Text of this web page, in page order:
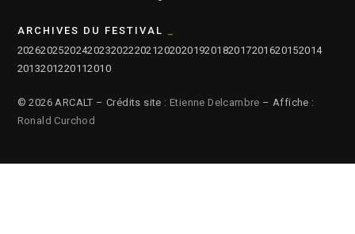
ARCHIVES DU FESTIVAL
2026202520242023202220212020201920182017201620152014
2013201220112010
© 2026 ARCALT – Crédits site : Etienne Delcambre – Affiche :
Ronald Curchod